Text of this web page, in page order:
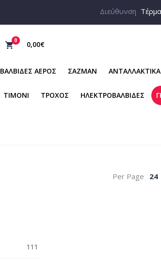
Διεύθυνση
0 0,00€
ΒΑΛΒΙΔΕΣ ΑΕΡΟΣ ΣΑΖΜΑΝ ΑΝΤΑΛΛΑΚΤΙΚΑ
ΤΙΜΟΝΙ ΤΡΟΧΟΣ ΗΛΕΚΤΡΟΒΑΛΒΙΔΕΣ
Per Page 24
111